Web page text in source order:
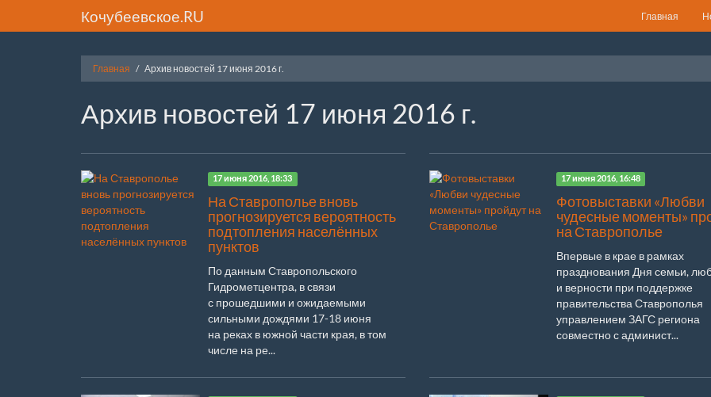
Кочубеевское.RU Главная
Главная Архив новостей 17 июня 2016 г.
Архив новостей 17 июня 2016 г.
17 июня 2016, 18:33
На Ставрополье вновь
прогнозируется вероятность
подтопления населённых
пунктов
По данным Ставропольского
Гидрометцентра, в связи
с прошедшими и ожидаемыми
сильными дождями 17-18 июня
на реках в южной части края, в том
числе на ре...
17 июня 2016, 16:48
Фотовыставки «Любви
чудесные моменты»
на Ставрополье
Впервые в крае в рамках
празднования Дня семьи,
и верности при поддержке
правительства Ставрополья
управлением ЗАГС региона
совместно с админист...